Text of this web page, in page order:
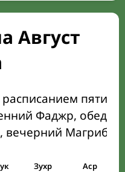
Август
пяти
Фаджр,
вечерний Магриб
Зухр Аср